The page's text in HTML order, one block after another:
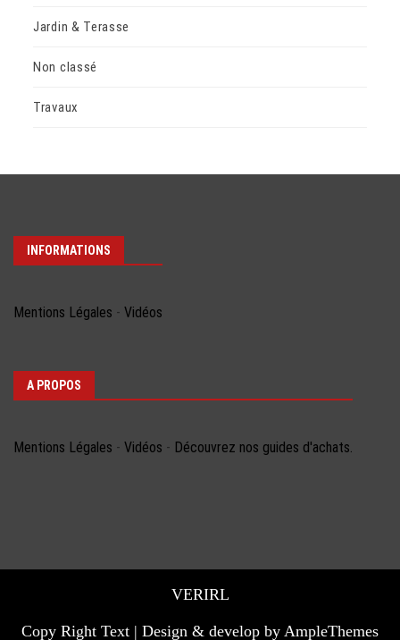
Jardin & Terasse
Non classé
Travaux
INFORMATIONS
Mentions Légales - Vidéos
A PROPOS
Mentions Légales - Vidéos - Découvrez nos guides d'achats.
VERIRL
Copy Right Text | Design & develop by AmpleThemes